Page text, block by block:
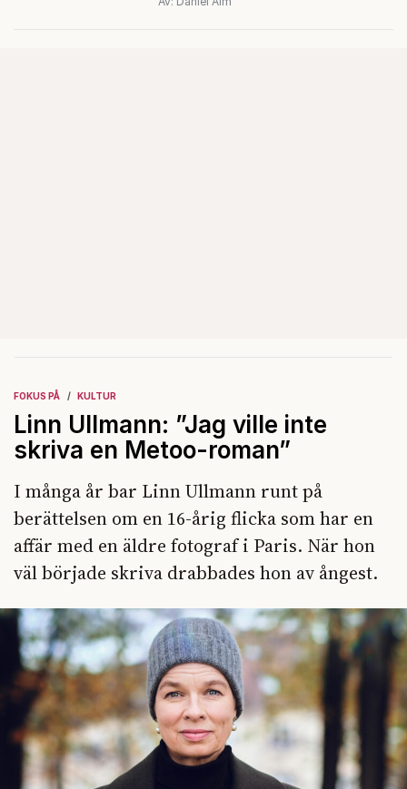
som dyrkar AI som en gud.
FOKUS PÅ KULTUR
Linn Ullmann: ”Jag ville inte
skriva en Metoo-roman”
I många år bar Linn Ullmann runt på
berättelsen om en 16-årig flicka som har en
affär med en äldre fotograf i Paris. När hon
väl började skriva drabbades hon av ångest.